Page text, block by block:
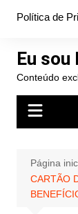
conteúdo
Política de
Eu sou
Conteúdo
Página
CARTÃO